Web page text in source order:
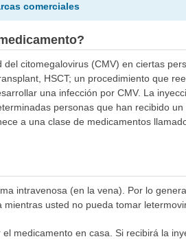
comerciales
citomegalovirus (CMV) en ciertas
HSCT; un procedimiento que
una infección por CMV. La
personas que han recibido
a una clase de medicamentos
intravenosa (en la vena). Por lo
usted no pueda tomar
medicamento en casa. Si recibirá la